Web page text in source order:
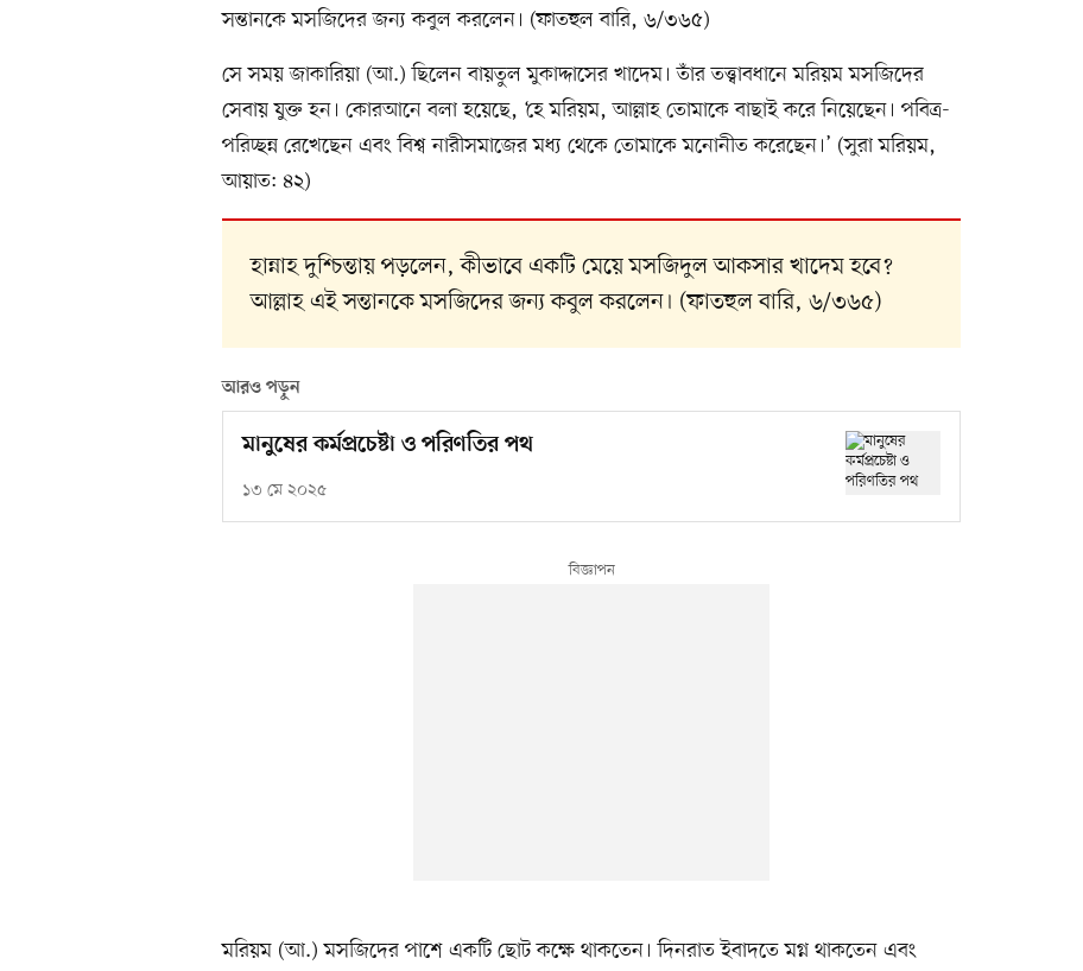
সন্তানকে মসজিদের জন্য কবুল করলেন। (ফাতহুল বারি, ৬/৩৬৫)
সে সময় জাকারিয়া (আ.) ছিলেন বায়তুল মুকাদ্দাসের খাদেম। তাঁর তত্ত্বাবধানে মরিয়ম মসজিদের
সেবায় যুক্ত হন। কোরআনে বলা হয়েছে, ‘হে মরিয়ম, আল্লাহ তোমাকে বাছাই করে নিয়েছেন। পবিত্র-
পরিচ্ছন্ন রেখেছেন এবং বিশ্ব নারীসমাজের মধ্য থেকে তোমাকে মনোনীত করেছেন।’ (সুরা মরিয়ম,
আয়াত: ৪২)
হান্নাহ দুশ্চিন্তায় পড়লেন, কীভাবে একটি মেয়ে মসজিদুল আকসার খাদেম হবে?
আল্লাহ এই সন্তানকে মসজিদের জন্য কবুল করলেন। (ফাতহুল বারি, ৬/৩৬৫)
আরও পড়ুন
মানুষের কর্মপ্রচেষ্টা ও পরিণতির পথ
১৩ মে ২০২৫
মরিয়ম (আ.) মসজিদের পাশে একটি ছোট কক্ষে থাকতেন। দিনরাত ইবাদতে মগ্ন থাকতেন এবং